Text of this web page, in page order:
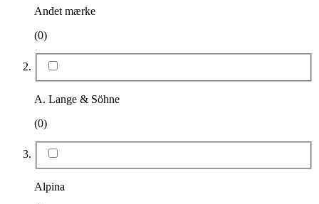
Andet mærke
(0)
A. Lange & Söhne
(0)
Alpina